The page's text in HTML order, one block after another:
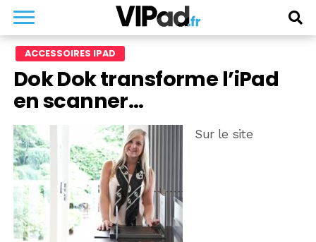
ACCESSOIRES IPAD
Dok Dok transforme l’iPad
en scanner…
Sur le site